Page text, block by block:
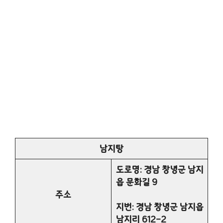
남지탕
주소
도로명: 경남 창녕군 남지
읍 문화길 9
지번: 경남 창녕군 남지읍
남지리 612-2